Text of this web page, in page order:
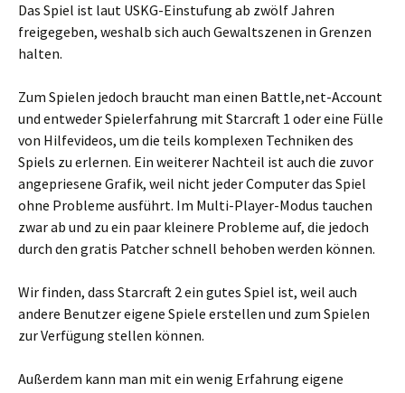
Das Spiel ist laut USKG-Einstufung ab zwölf Jahren
freigegeben, weshalb sich auch Gewaltszenen in Grenzen
halten.
Zum Spielen jedoch braucht man einen Battle,net-Account
und entweder Spielerfahrung mit Starcraft 1 oder eine Fülle
von Hilfevideos, um die teils komplexen Techniken des
Spiels zu erlernen. Ein weiterer Nachteil ist auch die zuvor
angepriesene Grafik, weil nicht jeder Computer das Spiel
ohne Probleme ausführt. Im Multi-Player-Modus tauchen
zwar ab und zu ein paar kleinere Probleme auf, die jedoch
durch den gratis Patcher schnell behoben werden können.
Wir finden, dass Starcraft 2 ein gutes Spiel ist, weil auch
andere Benutzer eigene Spiele erstellen und zum Spielen
zur Verfügung stellen können.
Außerdem kann man mit ein wenig Erfahrung eigene